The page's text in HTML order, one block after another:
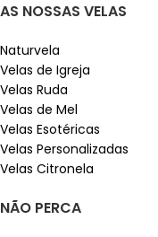
AS NOSSAS VELAS
Naturvela
Velas de Igreja
Velas Ruda
Velas de Mel
Velas Esotéricas
Velas Personalizadas
Velas Citronela
NÃO PERCA